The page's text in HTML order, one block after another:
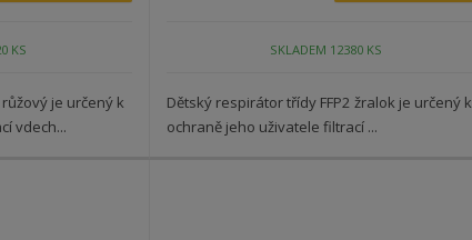
KS
je určený k
vdech...
SKLADEM 12380 KS
Dětský respirátor třídy FFP2 žralok je určený k
ochraně jeho uživatele filtrací ...